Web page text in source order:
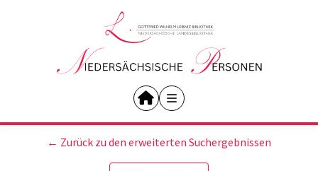
← Zurück zu den erweiterten Suchergebnissen